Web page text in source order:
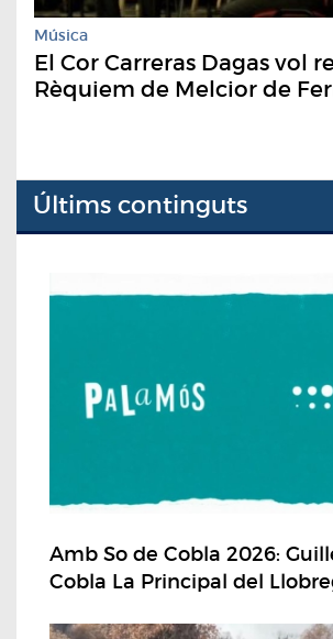
Música
El Cor Carreras Dagas vol
Rèquiem de Melcior de
Últims continguts
Amb So de Cobla 2026:
Cobla La Principal del